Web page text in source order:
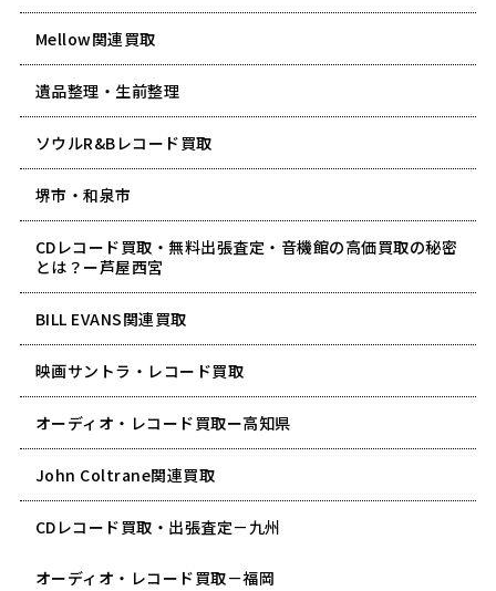
Mellow関連買取
遺品整理・生前整理
ソウルR&Bレコード買取
堺市・和泉市
CDレコード買取・無料出張査定・音機館の高価買取の秘密
とは？ー芦屋西宮
BILL EVANS関連買取
映画サントラ・レコード買取
オーディオ・レコード買取ー高知県
John Coltrane関連買取
CDレコード買取・出張査定－九州
オーディオ・レコード買取－福岡